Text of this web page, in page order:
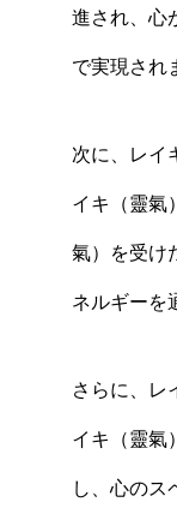
進され、心
で実現され
次に、レイ
イキ（靈氣
氣）を受け
ネルギーを
さらに、レ
イキ（靈氣
し、心のス